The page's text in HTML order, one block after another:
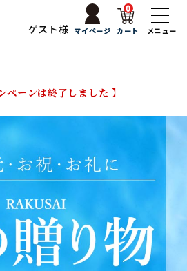
ゲスト様 マイページ カート
0
メニュー
ペーンは終了しました 】